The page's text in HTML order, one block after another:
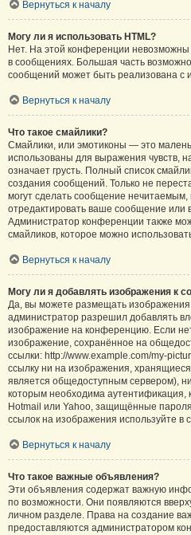
Вернуться к началу
Могу ли я использовать HTML?
Нет. На этой конференции невозможны
в сообщениях. Большая часть
сообщений может быть реализована с
Вернуться к началу
Что такое смайлики?
Смайлики, или эмотиконы — это
использованы для выражения чувств,
означает грусть. Полный список
создания сообщений. Только не
могут сделать сообщение
отредактировать ваше сообщение или
Администратор конференции также
смайликов, которое можно
Вернуться к началу
Могу ли я добавлять изображения к
Да, вы можете размещать
администратор разрешил добавлять
изображение на конференцию. Если
изображение, сохранённое на
ссылки: http://www.example.com/my-
ссылку ни на изображения,
является общедоступным сервером),
которым необходима аутентификация,
Hotmail или Yahoo, защищённые
ссылок на изображения используйте в
Вернуться к началу
Что такое важные объявления?
Эти объявления содержат важную
по возможности. Они появляются
личном разделе. Права на создание
предоставляются администратором